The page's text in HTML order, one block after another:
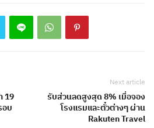
19
อบ
Next article
รับส่วนลดสูงสุด 8% เมื่อจอง
โรงแรมและตั๋วต่างๆ ผ่าน
Rakuten Travel